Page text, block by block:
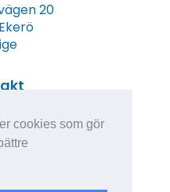
cookies som gör
20